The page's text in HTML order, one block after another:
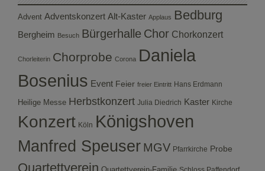
Advent Adventskonzert Alt-Kaster Applaus Bedburg
Bergheim Besuch Bürgerhalle Chor Chorkonzert
Chorleiterin Chorprobe Corona Daniela
Bosenius Event Feier freier Eintritt Hans Erdmann
Heilige Messe Herbstkonzert Julia Diedrich Kaster Kirche
Konzert Köln Königshoven
Manfred Speuser MGV Pfarrkirche Probe
Quartettverein